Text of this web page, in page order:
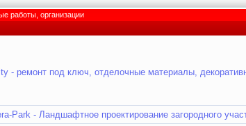
работы, организации
- ремонт под ключ, отделочные материалы,
Park - Ландшафтное проектирование загородного